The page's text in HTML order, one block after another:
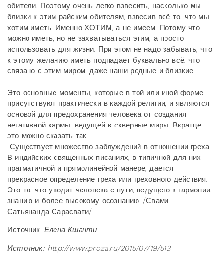
обители. Поэтому очень легко взвесить, насколько мы
близки к этим райским обителям, взвесив всё то, что мы
хотим иметь. Именно ХОТИМ, а не имеем. Потому что
можно иметь, но не захватываться этим, а просто
использовать для жизни. При этом не надо забывать, что
к этому желанию иметь подпадает буквально всё, что
связано с этим миром, даже наши родные и близкие.
Это основные моменты, которые в той или иной форме
присутствуют практически в каждой религии, и являются
основой для предохранения человека от создания
негативной кармы, ведущей в скверные миры. Вкратце
это можно сказать так:
"Существует множество заблуждений в отношении греха.
В индийских священных писаниях, в типичной для них
прагматичной и прямолинейной манере, дается
прекрасное определение греха или греховного действия.
Это то, что уводит человека с пути, ведущего к гармонии,
знанию и более высокому осознанию"./Свами
Сатьянанда Сарасвати/
Источник: Елена Кшанти
Источник: http://www.proza.ru/2015/07/19/513